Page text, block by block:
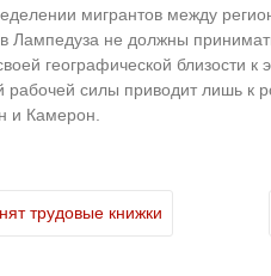
мигрантов между
Лампедуза не должны
географической близости
рабочей силы приводит лишь к
и Камерон.
трудовые книжки